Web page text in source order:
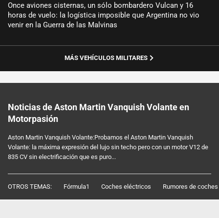
Once aviones cisternas, un sólo bombardero Vulcan y 16
horas de vuelo: la logística imposible que Argentina no vio
venir en la Guerra de las Malvinas
MÁS VEHÍCULOS MILITARES
Noticias de Aston Martin Vanquish Volante en
Motorpasión
Aston Martin Vanquish Volante:Probamos el Aston Martin Vanquish
Volante: la máxima expresión del lujo sin techo pero con un motor V12 de
835 CV sin electrificación que es puro...
OTROS TEMAS: Fórmula1 Coches eléctricos Rumores de coches